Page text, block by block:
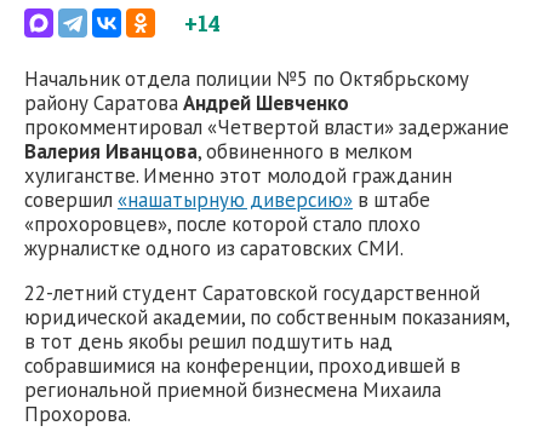
+14
Начальник отдела полиции №5 по Октябрьскому
району СаратоваАндрей Шевченко
прокомментировал «Четвертой власти» задержание
Валерия Иванцова, обвиненного в мелком
хулиганстве. Именно этот молодой гражданин
совершил «нашатырную диверсию» в штабе
«прохоровцев», после которой стало плохо
журналистке одного из саратовских СМИ.
22-летний студент Саратовской государственной
юридической академии, по собственным показаниям,
в тот день якобы решил подшутить над
собравшимися на конференции, проходившей в
региональной приемной бизнесмена Михаила
Прохорова.